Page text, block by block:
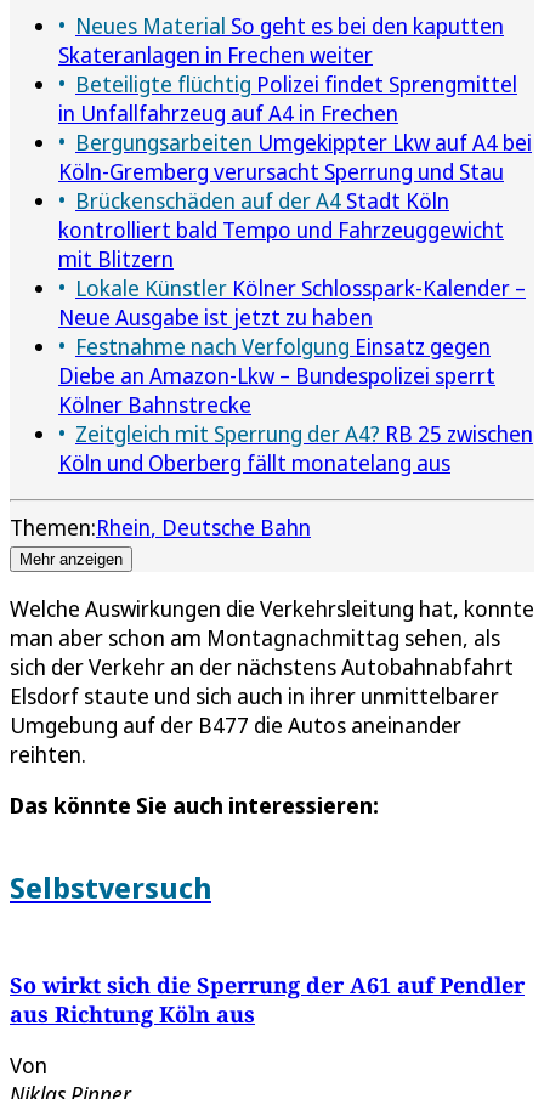
Neues Material So geht es bei den kaputten
Skateranlagen in Frechen weiter
Beteiligte flüchtig Polizei findet Sprengmittel
in Unfallfahrzeug auf A4 in Frechen
Bergungsarbeiten Umgekippter Lkw auf A4 bei
Köln-Gremberg verursacht Sperrung und Stau
Brückenschäden auf der A4 Stadt Köln
kontrolliert bald Tempo und Fahrzeuggewicht
mit Blitzern
Lokale Künstler Kölner Schlosspark-Kalender –
Neue Ausgabe ist jetzt zu haben
Festnahme nach Verfolgung Einsatz gegen
Diebe an Amazon-Lkw – Bundespolizei sperrt
Kölner Bahnstrecke
Zeitgleich mit Sperrung der A4? RB 25 zwischen
Köln und Oberberg fällt monatelang aus
Themen:Rhein Deutsche Bahn
Mehr anzeigen
Welche Auswirkungen die Verkehrsleitung hat, konnte
man aber schon am Montagnachmittag sehen, als
sich der Verkehr an der nächstens Autobahnabfahrt
Elsdorf staute und sich auch in ihrer unmittelbarer
Umgebung auf der B477 die Autos aneinander
reihten.
Das könnte Sie auch interessieren:
Selbstversuch
So wirkt sich die Sperrung der A61 auf Pendler
aus Richtung Köln aus
Von